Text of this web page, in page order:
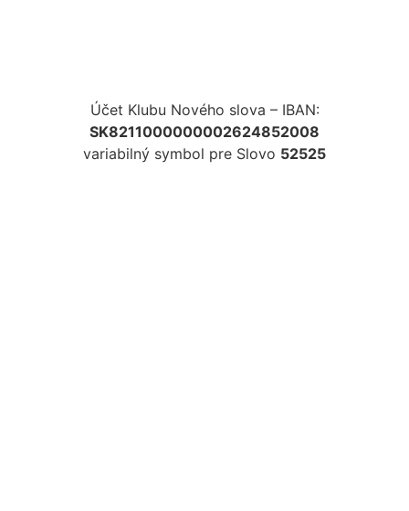
Účet Klubu Nového slova – IBAN:
SK8211000000002624852008
variabilný symbol pre Slovo 52525